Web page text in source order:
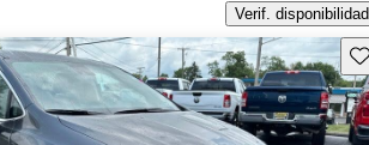
Verif. disponibilidad